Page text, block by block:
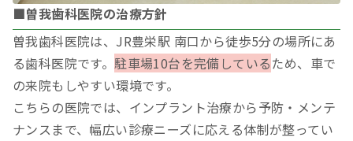
■曽我歯科医院の治療方針
曽我歯科医院は、JR豊栄駅 南口から徒歩5分の場所にあ
る歯科医院です。駐車場10台を完備しているため、車で
の来院もしやすい環境です。
こちらの医院では、インプラント治療から予防・メンテ
ナンスまで、幅広い診療ニーズに応える体制が整ってい